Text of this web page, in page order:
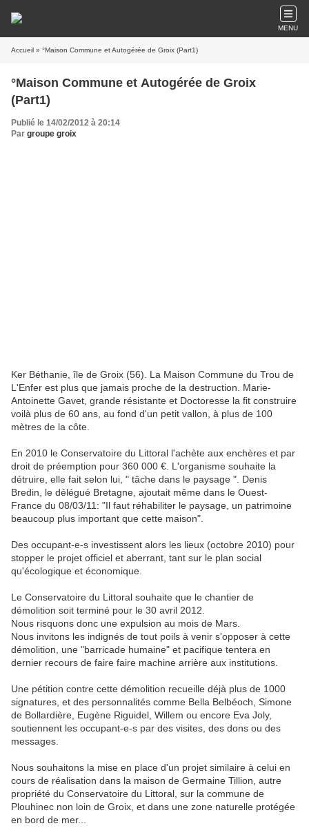
MENU
Accueil » °Maison Commune et Autogérée de Groix (Part1)
°Maison Commune et Autogérée de Groix
(Part1)
Publié le 14/02/2012 à 20:14
Par groupe groix
Ker Béthanie, île de Groix (56). La Maison Commune du Trou de
L'Enfer est plus que jamais proche de la destruction. Marie-
Antoinette Gavet, grande résistante et Doctoresse la fit construire
voilà plus de 60 ans, au fond d'un petit vallon, à plus de 100
mètres de la côte.
En 2010 le Conservatoire du Littoral l'achète aux enchères et par
droit de préemption pour 360 000 €. L'organisme souhaite la
détruire, elle fait selon lui, " tâche dans le paysage ". Denis
Bredin, le délégué Bretagne, ajoutait même dans le Ouest-
France du 08/03/11: "Il faut réhabiliter le paysage, un patrimoine
beaucoup plus important que cette maison".
Des occupant-e-s investissent alors les lieux (octobre 2010) pour
stopper le projet officiel et aberrant, tant sur le plan social
qu'écologique et économique.
Le Conservatoire du Littoral souhaite que le chantier de
démolition soit terminé pour le 30 avril 2012.
Nous risquons donc une expulsion au mois de Mars.
Nous invitons les indignés de tout poils à venir s'opposer à cette
démolition, une "barricade humaine" et pacifique tentera en
dernier recours de faire faire machine arrière aux institutions.
Une pétition contre cette démolition recueille déjà plus de 1000
signatures, et des personnalités comme Bella Belbéoch, Simone
de Bollardière, Eugène Riguidel, Willem ou encore Eva Joly,
soutiennent les occupant-e-s par des visites, des dons ou des
messages.
Nous souhaitons la mise en place d'un projet similaire à celui en
cours de réalisation dans la maison de Germaine Tillion, autre
propriété du Conservatoire du Littoral, sur la commune de
Plouhinec non loin de Groix, et dans une zone naturelle protégée
en bord de mer...